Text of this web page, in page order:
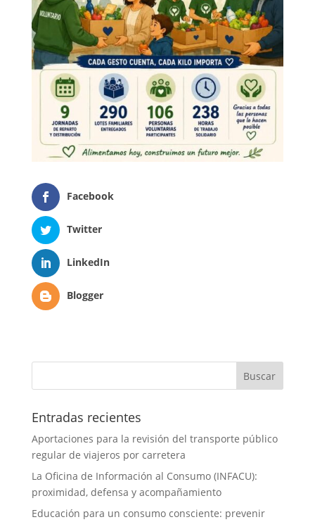
Facebook
Twitter
LinkedIn
Blogger
Entradas recientes
Aportaciones para la revisión del transporte público
regular de viajeros por carretera
La Oficina de Información al Consumo (INFACU):
proximidad, defensa y acompañamiento
Educación para un consumo consciente: prevenir